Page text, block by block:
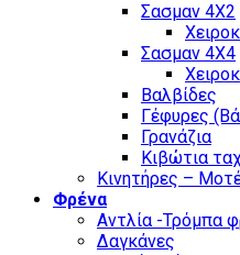
Σασμαν 4Χ2
Σασμαν 4Χ4
Βαλβίδες
Γέφυρες
Γρανάζια
Κιβώτια
Κινητήρες –
Φρένα
Αντλία -Τρόμπα
Δαγκάνες